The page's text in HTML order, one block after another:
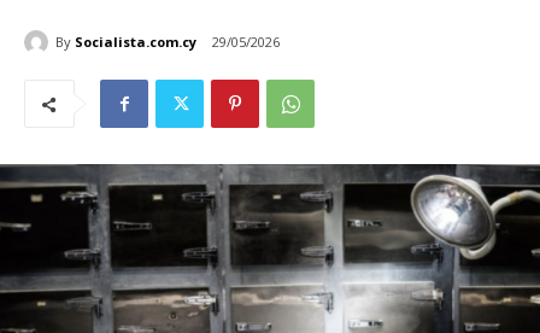
By Socialista.com.cy 29/05/2026